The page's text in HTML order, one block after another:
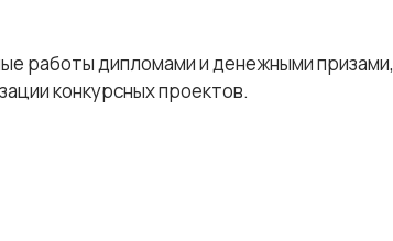
работы дипломами и денежными призами,
конкурсных проектов.